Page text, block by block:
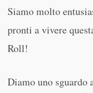
Siamo molto
pronti a vivere
Roll!
Diamo uno sguardo